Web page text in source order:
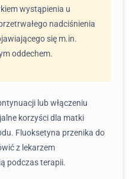
wystąpienia u
nadciśnienia
się m.in.
oddechem.
lub włączeniu
korzyści dla matki
Fluoksetyna przenika do
z lekarzem
podczas terapii.